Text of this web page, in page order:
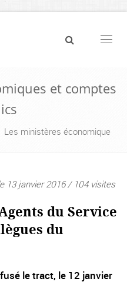
et comptes
Les ministères économique
13 janvier 2016 / 104 visites
du Service
du
le tract, le 12 janvier